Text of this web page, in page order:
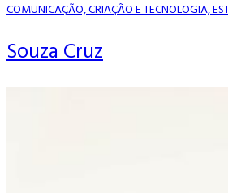
COMUNICAÇÃO, CRIAÇÃO E TECNOLOGIA,
Souza Cruz